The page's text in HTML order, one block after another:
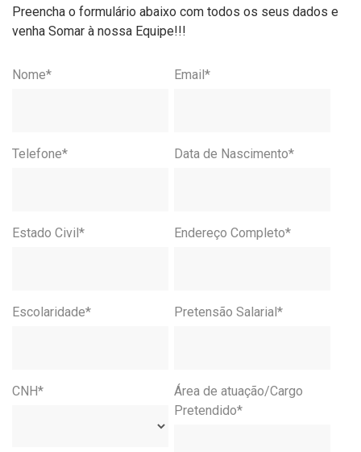
Preencha o formulário abaixo com todos os seus dados e
venha Somar à nossa Equipe!!!
Nome* Email*
Telefone* Data de Nascimento*
Estado Civil* Endereço Completo*
Escolaridade* Pretensão Salarial*
CNH*
Área de atuação/Cargo
Pretendido*